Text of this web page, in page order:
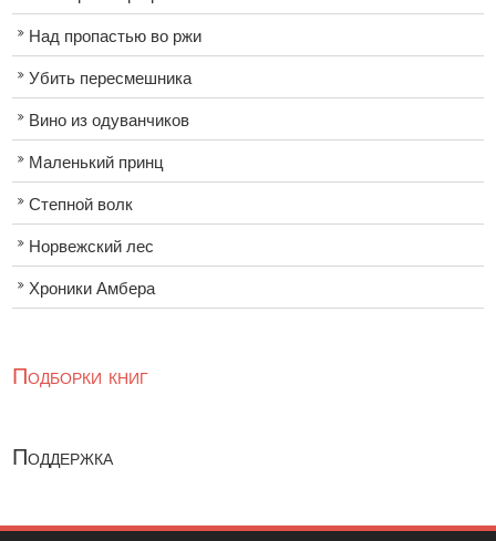
Над пропастью во ржи
Убить пересмешника
Вино из одуванчиков
Маленький принц
Степной волк
Норвежский лес
Хроники Амбера
Подборки книг
Поддержка